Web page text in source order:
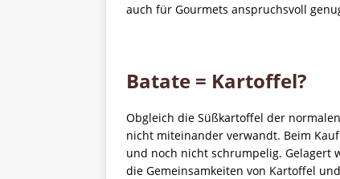
auch für Gourmets anspruchsvoll
Batate = Kartoffel?
Obgleich die Süßkartoffel der
nicht miteinander verwandt. Beim
und noch nicht schrumpelig. Gelagert
die Gemeinsamkeiten von Kartoffel